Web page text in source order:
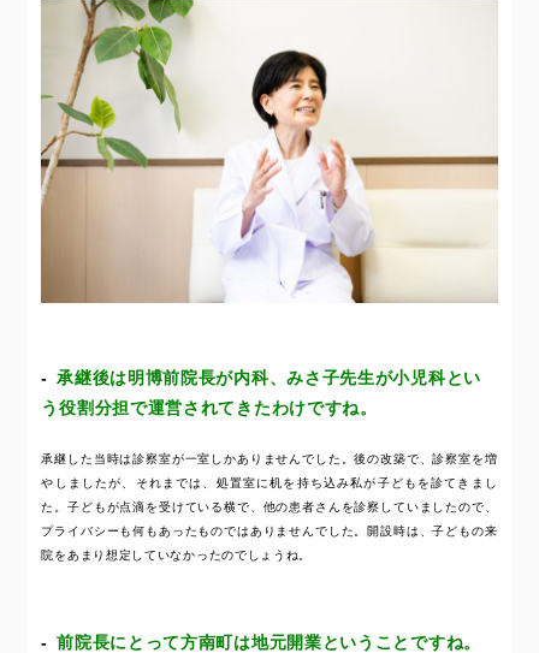
承継後は明博前院長が内科、みさ子先生が小児科とい
う役割分担で運営されてきたわけですね。
承継した当時は診察室が一室しかありませんでした。後の改築で、診察室を増
やしましたが、それまでは、処置室に机を持ち込み私が子どもを診てきまし
た。子どもが点滴を受けている横で、他の患者さんを診察していましたので、
プライバシーも何もあったものではありませんでした。開設時は、子どもの来
院をあまり想定していなかったのでしょうね。
前院長にとって方南町は地元開業ということですね。